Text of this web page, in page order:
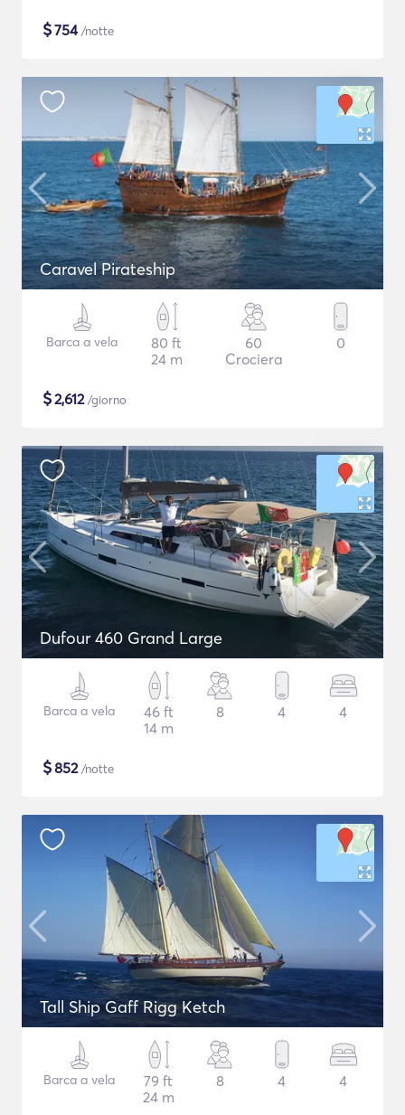
$754/notte
Caravel Pirateship
Barca a vela
80 ft
24 m
60
Crociera
0
$2,612/giorno
Dufour 460 Grand Large
Barca a vela
46 ft
14 m
8 4 4
$852/notte
Tall Ship Gaff Rigg Ketch
Barca a vela
79 ft
24 m
8 4 4